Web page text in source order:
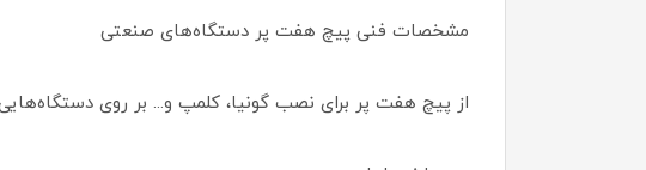
مشخصات فنی پیچ هفت پر دستگاه‌های صنعتی
از پیچ هفت پر برای نصب گونیا، کلمپ و... بر روی